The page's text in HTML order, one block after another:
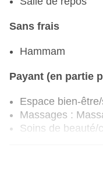
Sans frais
Hammam
Payant (en partie
Espace bien-
Massages :
Soins de beauté/